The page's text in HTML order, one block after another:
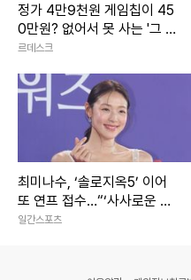
정가 4만9천원 게임칩이 45
0만원? 없어서 못 사는 '그 시
절의 향수'
르데스크
최미나수, ‘솔로지옥5’ 이어
또 연프 접수…“‘사사로운 만
남추구’ MC 발탁” [공식]
일간스포츠